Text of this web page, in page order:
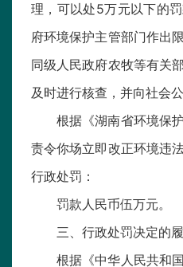
理，可以处5万元以下的
府环境保护主管部门作出
同级人民政府农牧等有关
及时进行核查，并向社会
根据《湖南省环境保
责令你场立即改正环境违
行政处罚：
罚款人民币伍万元。
三、行政处罚决定的
根据《中华人民共和